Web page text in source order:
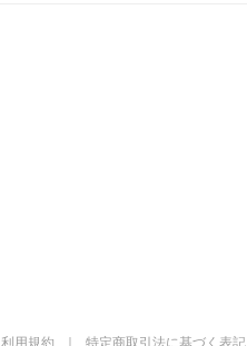
利用規約 特定商取引法に基づく表記